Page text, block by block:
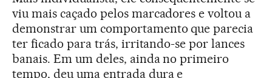
viu mais caçado pelos marcadores e voltou a
demonstrar um comportamento que parecia
ter ficado para trás, irritando-se por lances
banais. Em um deles, ainda no primeiro
tempo, deu uma entrada dura e